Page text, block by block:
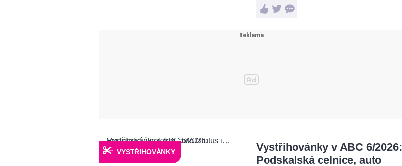
Vystřihovánky v ABC 6/2026:
Podskalská celnice, auto
VYSTŘIHOVÁNKY